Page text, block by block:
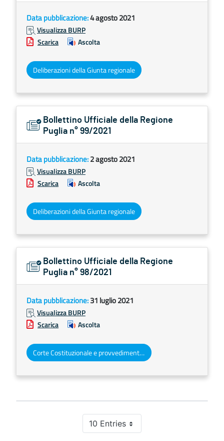
Data pubblicazione:4 agosto 2021
Visualizza BURP
Scarica
Ascolta
Deliberazioni della Giunta regionale
Bollettino Ufficiale della Regione
Puglia n° 99/2021
Data pubblicazione:2 agosto 2021
Visualizza BURP
Scarica
Ascolta
Deliberazioni della Giunta regionale
Bollettino Ufficiale della Regione
Puglia n° 98/2021
Data pubblicazione:31 luglio 2021
Visualizza BURP
Scarica
Ascolta
Corte Costituzionale e provvedimenti organi giurisdizionali
10 EntriesPer Page